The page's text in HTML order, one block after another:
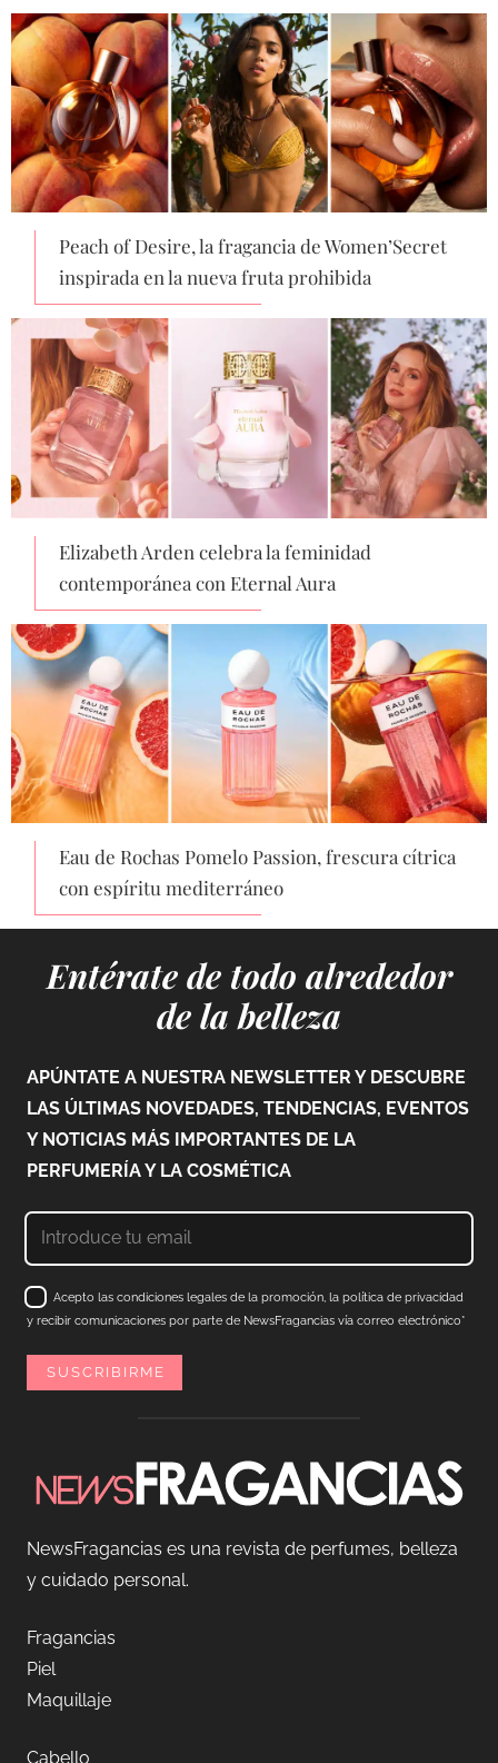
Peach of Desire, la fragancia de Women’Secret
inspirada en la nueva fruta prohibida
Elizabeth Arden celebra la feminidad
contemporánea con Eternal Aura
Eau de Rochas Pomelo Passion, frescura cítrica
con espíritu mediterráneo
Entérate de todo alrededor
de la belleza
APÚNTATE A NUESTRA NEWSLETTER Y DESCUBRE
LAS ÚLTIMAS NOVEDADES, TENDENCIAS, EVENTOS
Y NOTICIAS MÁS IMPORTANTES DE LA
PERFUMERÍA Y LA COSMÉTICA
Acepto las condiciones legales de la promoción, la política de privacidad
y recibir comunicaciones por parte de NewsFragancias vía correo electrónico*
NewsFragancias es una revista de perfumes, belleza
y cuidado personal.
Fragancias
Piel
Maquillaje
Cabello